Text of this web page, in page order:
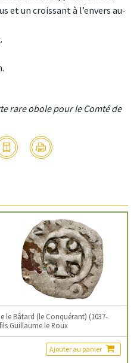
et un croissant à l’envers au-
rare obole pour le Comté de
le Bâtard (le Conquérant) (1037-
Guillaume le Roux
Ajouter au panier